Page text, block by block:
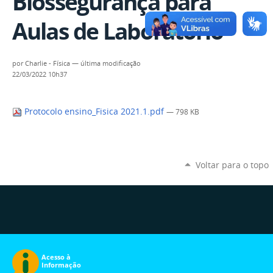
Aulas de Laboratório
porCharlie - Física — última modificação
22/03/2022 10h37
Protocolo ensino_Fisica 2021.1.pdf — 798 KB
Voltar para o topo